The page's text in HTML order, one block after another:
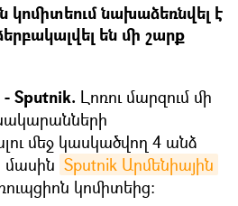
կոմիտեում նախաձեռնվել է
են մի շարք
Sputnik. Լոռու մարզում մի
մեջ կասկածվող 4 անձ
մասին Sputnik Արմենիային
կոմիտեից։